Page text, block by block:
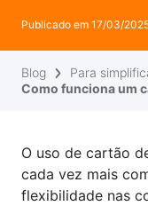
Publicado em 17/03/
Blog Para
Como funciona um
O uso de cartão
cada vez mais
flexibilidade nas